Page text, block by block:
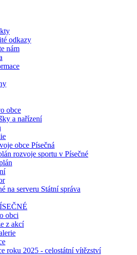
odkazy
nám
obce
a nařízení
obce Písečná
rozvoje sportu v Písečné
na serveru Státní správa
obci
z akcí
roku 2025 - celostátní vítězství